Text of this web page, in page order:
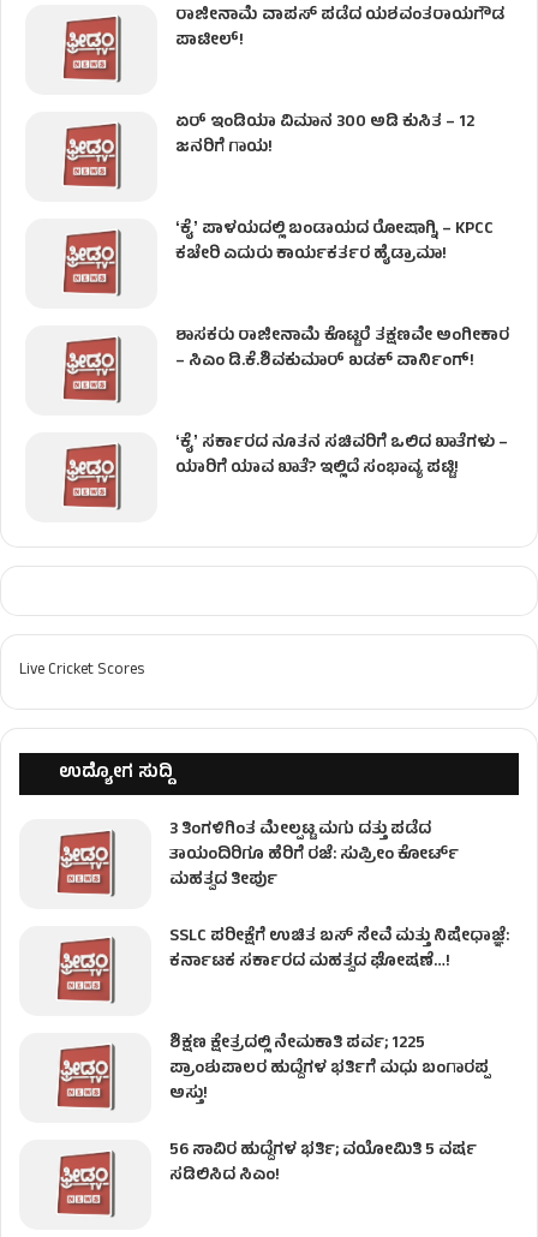
ರಾಜೀನಾಮೆ ವಾಪಸ್ ಪಡೆದ ಯಶವಂತರಾಯಗೌಡ
ಪಾಟೀಲ್‌!
ಏರ್ ಇಂಡಿಯಾ ವಿಮಾನ 300 ಅಡಿ ಕುಸಿತ – 12
ಜನರಿಗೆ ಗಾಯ!
ʻಕೈʼ​ ಪಾಳಯದಲ್ಲಿ ಬಂಡಾಯದ ರೋಷಾಗ್ನಿ – KPCC
ಕಚೇರಿ ಎದುರು ಕಾರ್ಯಕರ್ತರ ಹೈಡ್ರಾಮಾ!
ಶಾಸಕರು ರಾಜೀನಾಮೆ ಕೊಟ್ಟರೆ ತಕ್ಷಣವೇ ಅಂಗೀಕಾರ
– ಸಿಎಂ ಡಿ.ಕೆ.ಶಿವಕುಮಾರ್ ಖಡಕ್ ವಾರ್ನಿಂಗ್!
ʻಕೈʼ ಸರ್ಕಾರದ ನೂತನ ಸಚಿವರಿಗೆ ಒಲಿದ ಖಾತೆಗಳು –
ಯಾರಿಗೆ ಯಾವ ಖಾತೆ? ಇಲ್ಲಿದೆ ಸಂಭಾವ್ಯ ಪಟ್ಟಿ!
Live Cricket Scores
ಉದ್ಯೋಗ ಸುದ್ದಿ
3 ತಿಂಗಳಿಗಿಂತ ಮೇಲ್ಪಟ್ಟ ಮಗು ದತ್ತು ಪಡೆದ
ತಾಯಂದಿರಿಗೂ ಹೆರಿಗೆ ರಜೆ: ಸುಪ್ರೀಂ ಕೋರ್ಟ್
ಮಹತ್ವದ ತೀರ್ಪು
SSLC ಪರೀಕ್ಷೆಗೆ ಉಚಿತ ಬಸ್ ಸೇವೆ ಮತ್ತು ನಿಷೇಧಾಜ್ಞೆ:
ಕರ್ನಾಟಕ ಸರ್ಕಾರದ ಮಹತ್ವದ ಘೋಷಣೆ…!
ಶಿಕ್ಷಣ ಕ್ಷೇತ್ರದಲ್ಲಿ ನೇಮಕಾತಿ ಪರ್ವ; 1225
ಪ್ರಾಂಶುಪಾಲರ ಹುದ್ದೆಗಳ ಭರ್ತಿಗೆ ಮಧು ಬಂಗಾರಪ್ಪ
ಅಸ್ತು!
56 ಸಾವಿರ ಹುದ್ದೆಗಳ ಭರ್ತಿ; ವಯೋಮಿತಿ 5 ವರ್ಷ
ಸಡಿಲಿಸಿದ ಸಿಎಂ!